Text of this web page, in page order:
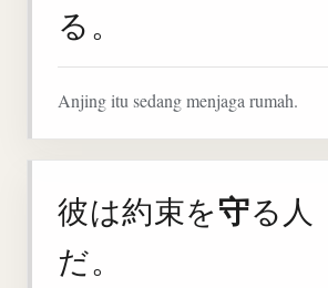
る。
Anjing itu sedang menjaga rumah.
彼は約束を守る人
だ。